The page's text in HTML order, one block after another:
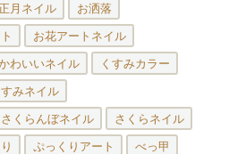
月ネイル お洒落
お花アートネイル
わいいネイル くすみカラー
すみネイル
さくらんぼネイル さくらネイル
ぷっくりアート べっ甲